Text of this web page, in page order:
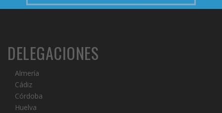
DELEGACIONES
Almería
Cádiz
Córdoba
Huelva